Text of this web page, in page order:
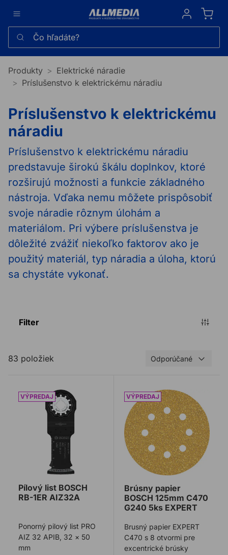
Sign in
Čo hľadáte?
Produkty
Elektrické náradie
Príslušenstvo k elektrickému náradiu
Príslušenstvo k elektrickému
náradiu
Príslušenstvo k elektrickému náradiu
predstavuje širokú škálu doplnkov, ktoré
rozširujú možnosti a funkcie základného
nástroja. Vďaka nemu môžete prispôsobiť
svoje náradie rôznym úlohám a
materiálom. Pri výbere príslušenstva je
dôležité zvážiť niekoľko faktorov ako je
použitý materiál, typ náradia a úloha, ktorú
sa chystáte vykonať.
Filter
83 položiek Odporúčané
Pílový list BOSCH RB-1ER AIZ32A
Pílový list BOSCH
RB-1ER AIZ32A
Ponorný pilový list PRO
AIZ 32 APIB, 32 × 50
mm
Brúsny papier BOSCH
Brúsny papier
BOSCH 125mm C470
G240 5ks EXPERT
Brusný papier EXPERT
C470 s 8 otvormi pre
excentrické brúsky